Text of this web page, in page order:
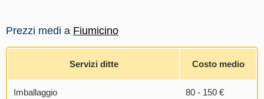
Prezzi medi a Fiumicino
Servizi ditte Costo medio
Imballaggio 80 - 150 €